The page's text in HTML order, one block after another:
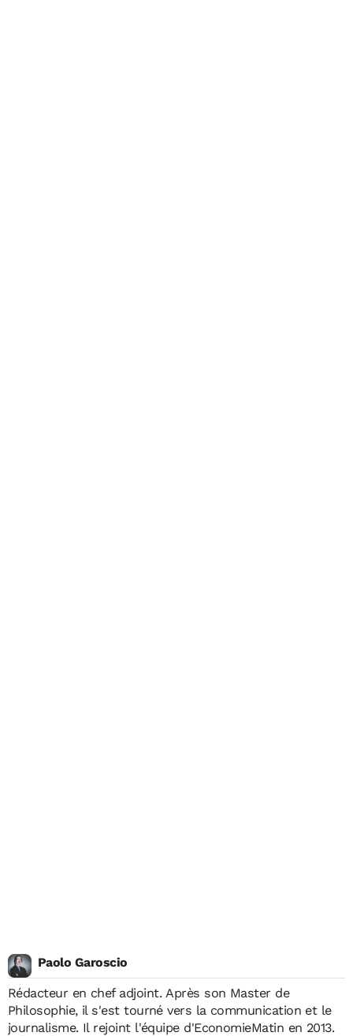
Paolo Garoscio
Rédacteur en chef adjoint. Après son Master de
Philosophie, il s'est tourné vers la communication et le
journalisme. Il rejoint l'équipe d'EconomieMatin en 2013.